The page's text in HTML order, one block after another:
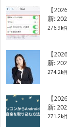
【
新:
276.9k
【
新:
274.2k
【
新:
271.2k